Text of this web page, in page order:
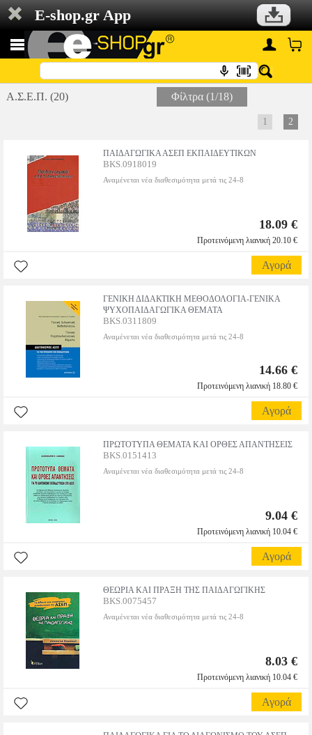
E-shop.gr App
Α.Σ.Ε.Π. (20) Φίλτρα (1/18)
1 2
ΠΑΙΔΑΓΩΓΙΚΑ ΑΣΕΠ ΕΚΠΑΙΔΕΥΤΙΚΩΝ
BKS.0918019
Αναμένεται νέα διαθεσιμότητα μετά τις 24-8
18.09 €
Προτεινόμενη λιανική 20.10 €
Αγορά
ΓΕΝΙΚΗ ΔΙΔΑΚΤΙΚΗ ΜΕΘΟΔΟΛΟΓΙΑ-ΓΕΝΙΚΑ
ΨΥΧΟΠΑΙΔΑΓΩΓΙΚΑ ΘΕΜΑΤΑ
BKS.0311809
Αναμένεται νέα διαθεσιμότητα μετά τις 24-8
14.66 €
Προτεινόμενη λιανική 18.80 €
Αγορά
ΠΡΩΤΟΤΥΠΑ ΘΕΜΑΤΑ ΚΑΙ ΟΡΘΕΣ ΑΠΑΝΤΗΣΕΙΣ
BKS.0151413
Αναμένεται νέα διαθεσιμότητα μετά τις 24-8
9.04 €
Προτεινόμενη λιανική 10.04 €
Αγορά
ΘΕΩΡΙΑ ΚΑΙ ΠΡΑΞΗ ΤΗΣ ΠΑΙΔΑΓΩΓΙΚΗΣ
BKS.0075457
Αναμένεται νέα διαθεσιμότητα μετά τις 24-8
8.03 €
Προτεινόμενη λιανική 10.04 €
Αγορά